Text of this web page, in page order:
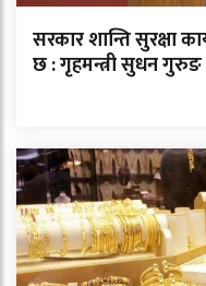
सरकार शान्ति सुरक्षा
छ : गृहमन्त्री सुधन गुरुङ